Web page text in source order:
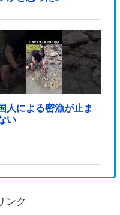
人による密漁が止ま
い
ンク